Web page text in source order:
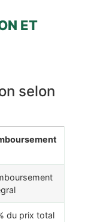
ET
selon
du prix total